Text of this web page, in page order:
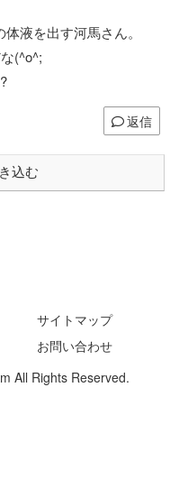
液を出す河馬さん。
(^o^;
返信
込む
サイトマップ
お問い合わせ
All Rights Reserved.